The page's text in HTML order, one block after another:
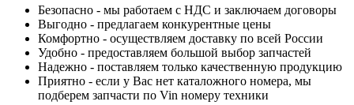
Безопасно - мы работаем с НДС и заключаем договоры
Выгодно - предлагаем конкурентные цены
Комфортно - осуществляем доставку по всей России
Удобно - предоставляем большой выбор запчастей
Надежно - поставляем только качественную продукцию
Приятно - если у Вас нет каталожного номера, мы
подберем запчасти по Vin номеру техники